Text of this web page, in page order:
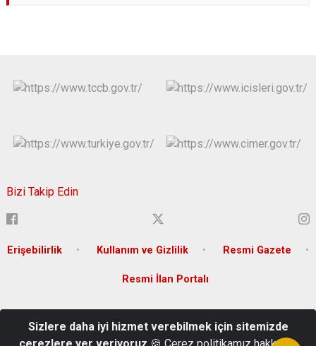
Bizi Takip Edin
Erişebilirlik Kullanım ve Gizlilik Resmi Gazete
Resmi İlan Portalı
Tel : 0364 213 5207, Belgegeçer: 0364 213 12 29, E-Posta :
Sizlere daha iyi hizmet verebilmek için sitemizde